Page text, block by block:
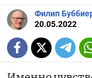
Филип
20.05.2022